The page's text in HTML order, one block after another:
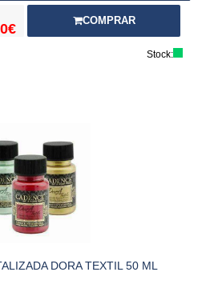
COMPRAR
Stock:
DORA TEXTIL 50 ML